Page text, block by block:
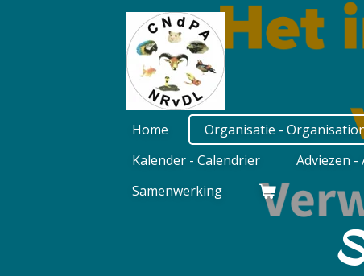
Home Organisatie -
Kalender - Calendrier
Adviezen -
Samenwerking